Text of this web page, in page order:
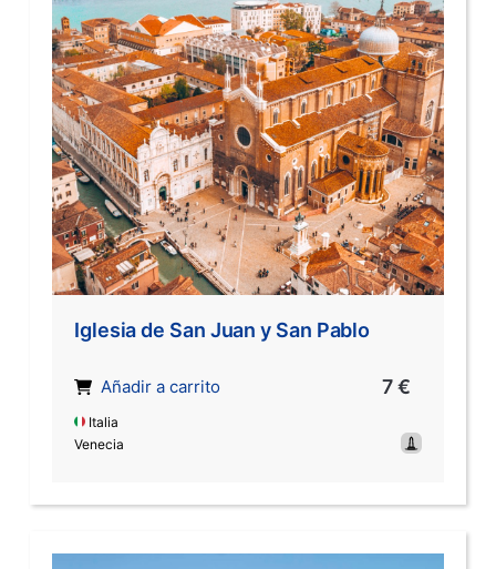
Iglesia de San Juan y San Pablo
Añadir a carrito 7 €
Italia
Venecia